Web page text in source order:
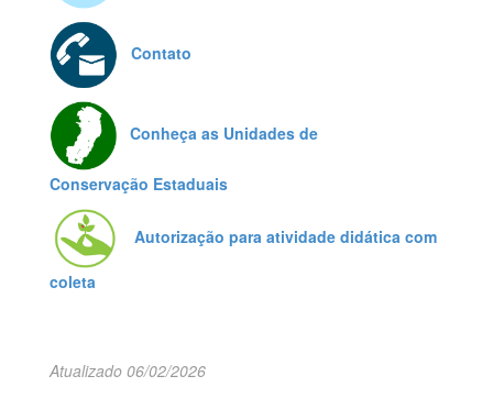
Contato
Conheça as Unidades de
Conservação Estaduais
Autorização para atividade didática com
coleta
Atualizado 06/02/2026